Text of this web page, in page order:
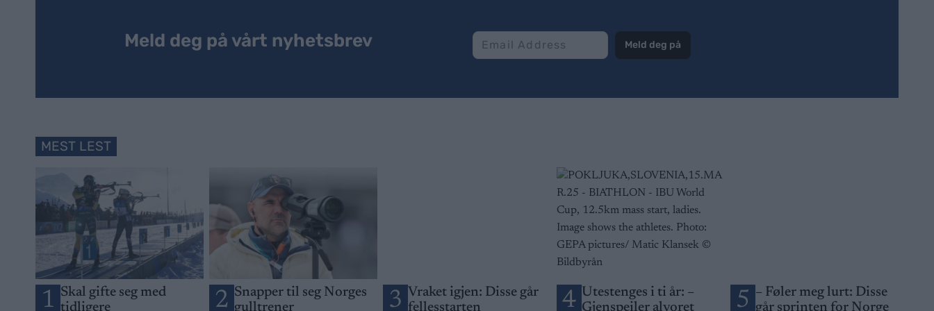
Meld deg på vårt nyhetsbrev Meld deg på
MEST LEST
1 Skal gifte seg med
tidligere
2 Snapper til seg Norges
gulltrener
3 Vraket igjen: Disse går
fellesstarten
4 Utestenges i ti år: –
Gjenspeiler alvoret
5 – Føler meg lurt: Disse
går sprinten for Norge